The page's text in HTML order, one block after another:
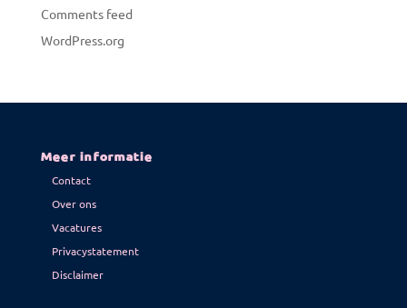
Comments feed
WordPress.org
Meer informatie
Contact
Over ons
Vacatures
Privacystatement
Disclaimer